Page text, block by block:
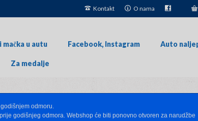
Kontakt O nama
mačka u autu Facebook, Instagram Auto
Za medalje
odmoru.
godišnjeg odmora. Webshop će biti ponovno otvoren za narudžbe